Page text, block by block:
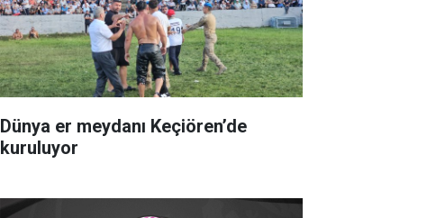
Dünya er meydanı Keçiören’de
kuruluyor